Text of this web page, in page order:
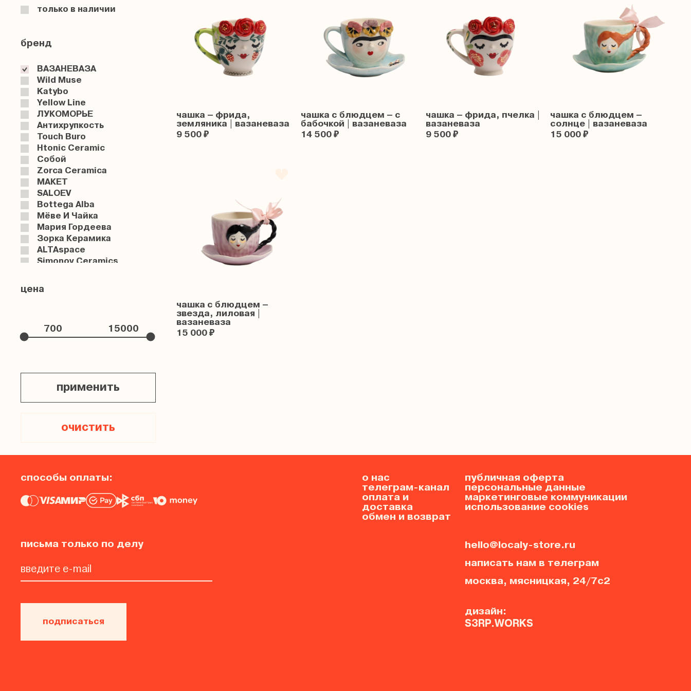
чашка – фрида,
земляника | вазаневаза
9 500 ₽
чашка с блюдцем – с
бабочкой | вазаневаза
14 500 ₽
чашка – фрида, пчелка |
вазаневаза
9 500 ₽
чашка с блюдцем –
солнце | вазаневаза
15 000 ₽
чашка с блюдцем –
звезда, лиловая |
вазаневаза
15 000 ₽
только в наличии
бренд
ВАЗАНЕВАЗА
Wild Muse
Katybo
Yellow Line
ЛУКОМОРЬЕ
Антихрупкость
Touch Buro
Htonic Ceramic
Собой
Zorca Ceramica
МАКЕТ
SALOEV
Bottega Alba
Мёве И Чайка
Мария Гордеева
Зорка Керамика
ALTAspace
Simonov Ceramics
цена
применить
очистить
письма только по делу
подписаться
способы оплаты:
о нас
телеграм-канал
оплата и
доставка
обмен и возврат
публичная оферта
персональные данные
маркетинговые коммуникации
использование cookies
hello@localy-store.ru
написать нам в телеграм
москва, мясницкая, 24/7с2
дизайн:
S3RP.WORKS